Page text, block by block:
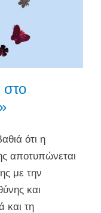
ότι η
αποτυπώνεται
με την
και
και τη